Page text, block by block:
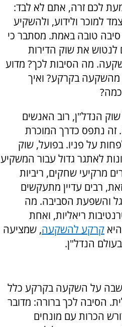
לכם זרה, אתם לא לבד:
למוכר ולידוע, ולהשקיע
סיבה טובה באמת. מסתבר כי
לנטוש את שוק הדירות
מה הסיבות לכך? מדוע
מהשקעה בקרקע? ואיך
הנדל"ן, רוב האנשים
זה נתפס כדרך המוכרת
על פניו. בפועל, שוק
לאתגר גדול עבור המשקיע
מרקיעי שחקים, ריביות
רבים עדיין מתעקשים
והשפעת הסביבה. מה
ריאליות, ואחת
קרקע להשקעה, שמציעה
הנדל"ן.
על השקעה בקרקע כלל
הסיבה לכך ברורה: מדובר
הכרות עם מונחים